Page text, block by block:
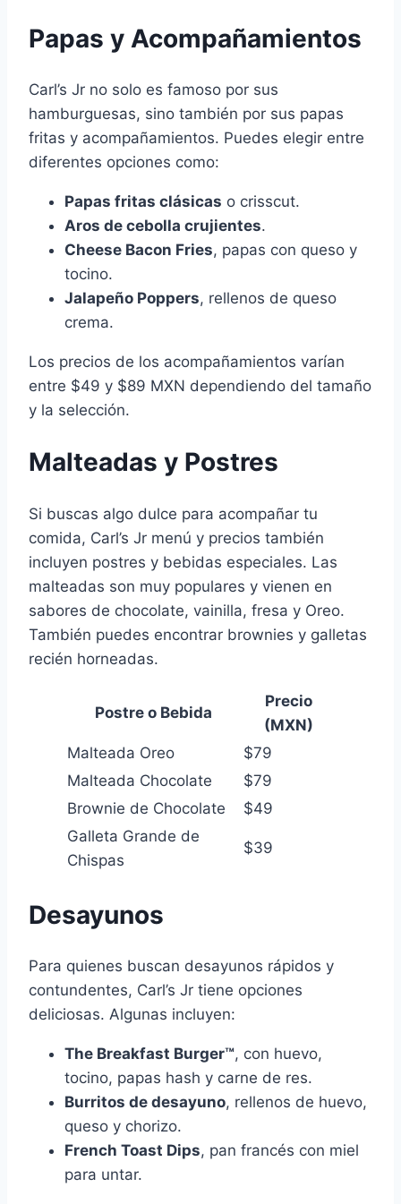
Papas y Acompañamientos
Carl’s Jr no solo es famoso por sus
hamburguesas, sino también por sus papas
fritas y acompañamientos. Puedes elegir entre
diferentes opciones como:
Papas fritas clásicas o crisscut.
Aros de cebolla crujientes.
Cheese Bacon Fries, papas con queso y
tocino.
Jalapeño Poppers, rellenos de queso
crema.
Los precios de los acompañamientos varían
entre $49 y $89 MXN dependiendo del tamaño
y la selección.
Malteadas y Postres
Si buscas algo dulce para acompañar tu
comida, Carl’s Jr menú y precios también
incluyen postres y bebidas especiales. Las
malteadas son muy populares y vienen en
sabores de chocolate, vainilla, fresa y Oreo.
También puedes encontrar brownies y galletas
recién horneadas.
Postre o Bebida
Precio
(MXN)
Malteada Oreo
$79
Malteada Chocolate
$79
Brownie de Chocolate
$49
Galleta Grande de
Chispas
$39
Desayunos
Para quienes buscan desayunos rápidos y
contundentes, Carl’s Jr tiene opciones
deliciosas. Algunas incluyen:
The Breakfast Burger™, con huevo,
tocino, papas hash y carne de res.
Burritos de desayuno, rellenos de huevo,
queso y chorizo.
French Toast Dips, pan francés con miel
para untar.